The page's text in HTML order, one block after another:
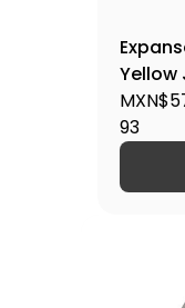
93